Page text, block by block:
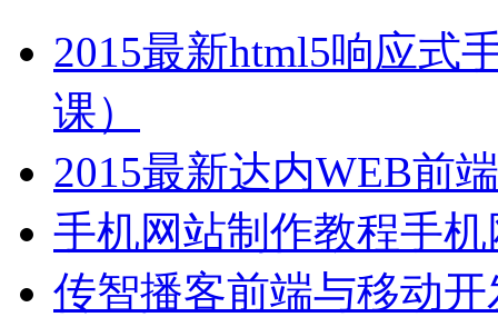
2015最新html5响应式
课）
2015最新达内WEB前
手机网站制作教程手
传智播客前端与移动